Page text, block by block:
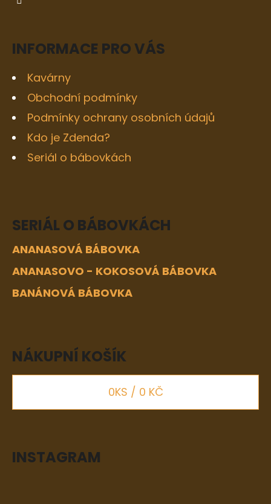
INFORMACE PRO VÁS
Kavárny
Obchodní podmínky
Podmínky ochrany osobních údajů
Kdo je Zdenda?
Seriál o bábovkách
SERIÁL O BÁBOVKÁCH
ANANASOVÁ BÁBOVKA
ANANASOVO - KOKOSOVÁ BÁBOVKA
BANÁNOVÁ BÁBOVKA
NÁKUPNÍ KOŠÍK
0KS / 0 KČ
INSTAGRAM